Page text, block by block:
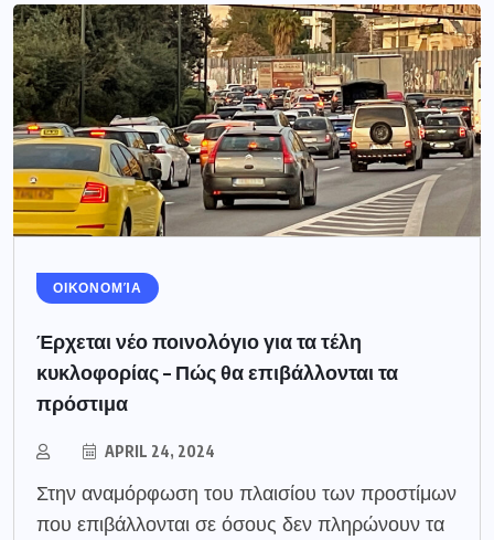
ΟΙΚΟΝΟΜΊΑ
Έρχεται νέο ποινολόγιο για τα τέλη
κυκλοφορίας – Πώς θα επιβάλλονται τα
πρόστιμα
APRIL 24, 2024
Στην αναμόρφωση του πλαισίου των προστίμων
που επιβάλλονται σε όσους δεν πληρώνουν τα